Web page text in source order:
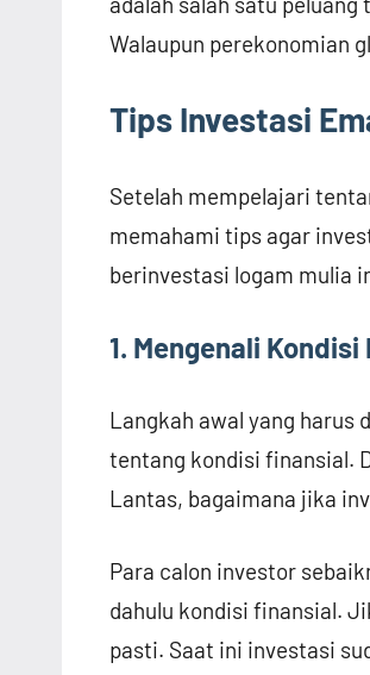
Walaupun perekonomian
Tips Investasi
Setelah mempelajari
memahami tips agar
berinvestasi logam mulia
1. Mengenali Kondisi
Langkah awal yang
tentang kondisi finansial.
Lantas, bagaimana jika
Para calon investor
dahulu kondisi finansial.
pasti. Saat ini investasi